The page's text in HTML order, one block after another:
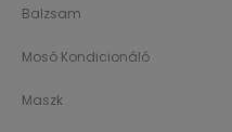
Balzsam
Mosó Kondicionáló
Maszk